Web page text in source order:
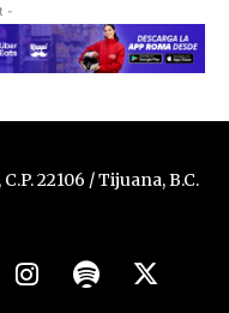
-
22106 / Tijuana, B.C.